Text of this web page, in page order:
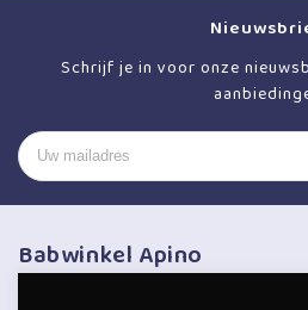
Schrijf je in voor onze
Babwinkel Apino